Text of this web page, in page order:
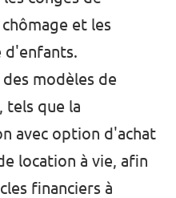
et les
d'enfants.
modèles de
tels que la
avec option d'achat
location à vie, afin
financiers à